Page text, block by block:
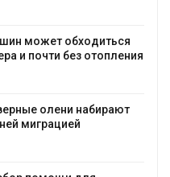
ведущие экологические
по итогам 2025 года
засуха и пожары: сразу
регионов столкнулись с